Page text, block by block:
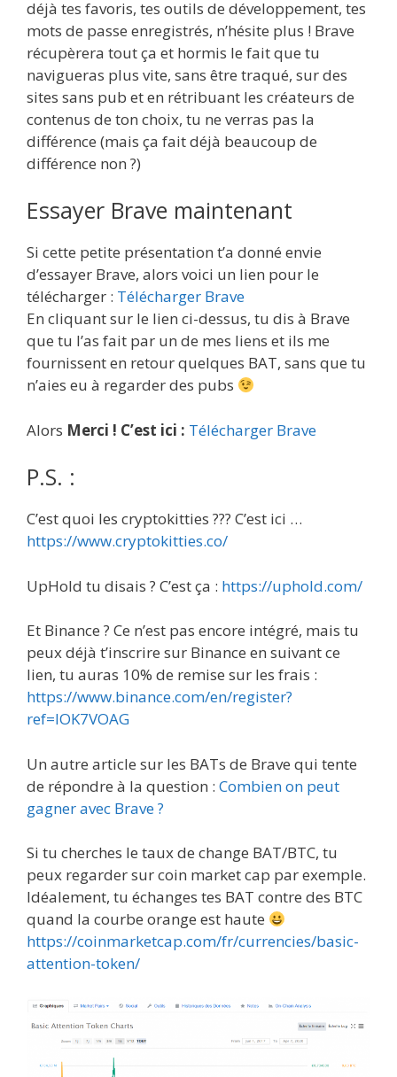
déjà tes favoris, tes outils de développement, tes
mots de passe enregistrés, n’hésite plus ! Brave
récupèrera tout ça et hormis le fait que tu
navigueras plus vite, sans être traqué, sur des
sites sans pub et en rétribuant les créateurs de
contenus de ton choix, tu ne verras pas la
différence (mais ça fait déjà beaucoup de
différence non ?)
Essayer Brave maintenant
Si cette petite présentation t’a donné envie
d’essayer Brave, alors voici un lien pour le
télécharger : Télécharger Brave
En cliquant sur le lien ci-dessus, tu dis à Brave
que tu l’as fait par un de mes liens et ils me
fournissent en retour quelques BAT, sans que tu
n’aies eu à regarder des pubs
Alors Merci ! C’est ici : Télécharger Brave
P.S. :
C’est quoi les cryptokitties ??? C’est ici …
https://www.cryptokitties.co/
UpHold tu disais ? C’est ça : https://uphold.com/
Et Binance ? Ce n’est pas encore intégré, mais tu
peux déjà t’inscrire sur Binance en suivant ce
lien, tu auras 10% de remise sur les frais :
https://www.binance.com/en/register?
ref=IOK7VOAG
Un autre article sur les BATs de Brave qui tente
de répondre à la question : Combien on peut
gagner avec Brave ?
Si tu cherches le taux de change BAT/BTC, tu
peux regarder sur coin market cap par exemple.
Idéalement, tu échanges tes BAT contre des BTC
quand la courbe orange est haute
https://coinmarketcap.com/fr/currencies/basic-
attention-token/